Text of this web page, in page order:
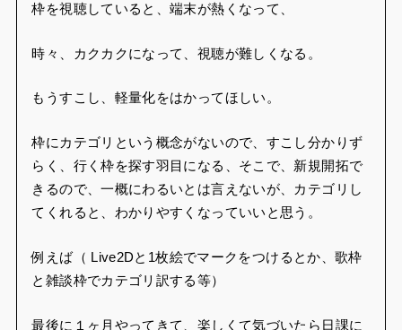
枠を視聴していると、端末が熱くなって、
時々、カクカクになって、視聴が難しくなる。
もうすこし、軽量化をはかってほしい。
枠にカテゴリという概念がないので、すこし分かりず
らく、行く枠を探す羽目になる、そこで、新規開拓で
きるので、一概にわるいとは言えないが、カテゴリし
てくれると、わかりやすくなっていいと思う。
例えば（ Live2Dと1枚絵でマークをつけるとか、歌枠
と雑談枠でカテゴリ訳する等）
最後に１ヶ月やってきて、楽しくて気づいたら日課に